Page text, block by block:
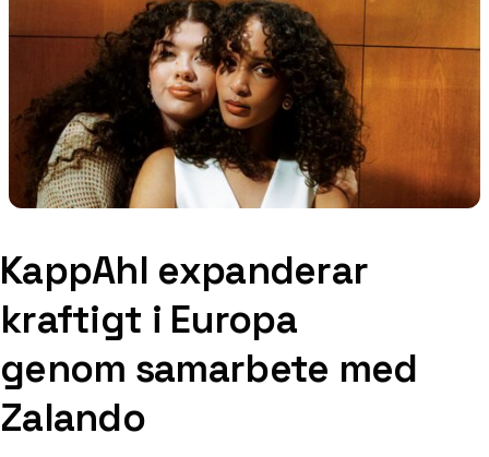
KappAhl expanderar
kraftigt i Europa
genom samarbete med
Zalando